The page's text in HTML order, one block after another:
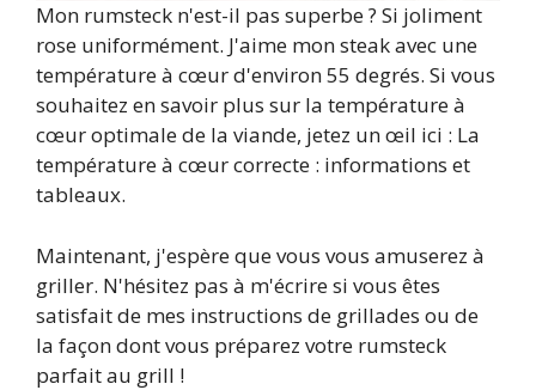
Mon rumsteck n'est-il pas superbe ? Si joliment
rose uniformément. J'aime mon steak avec une
température à cœur d'environ 55 degrés. Si vous
souhaitez en savoir plus sur la température à
cœur optimale de la viande, jetez un œil ici : La
température à cœur correcte : informations et
tableaux.
Maintenant, j'espère que vous vous amuserez à
griller. N'hésitez pas à m'écrire si vous êtes
satisfait de mes instructions de grillades ou de
la façon dont vous préparez votre rumsteck
parfait au grill !